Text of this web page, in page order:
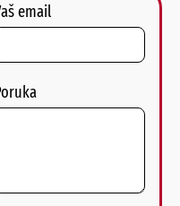
email